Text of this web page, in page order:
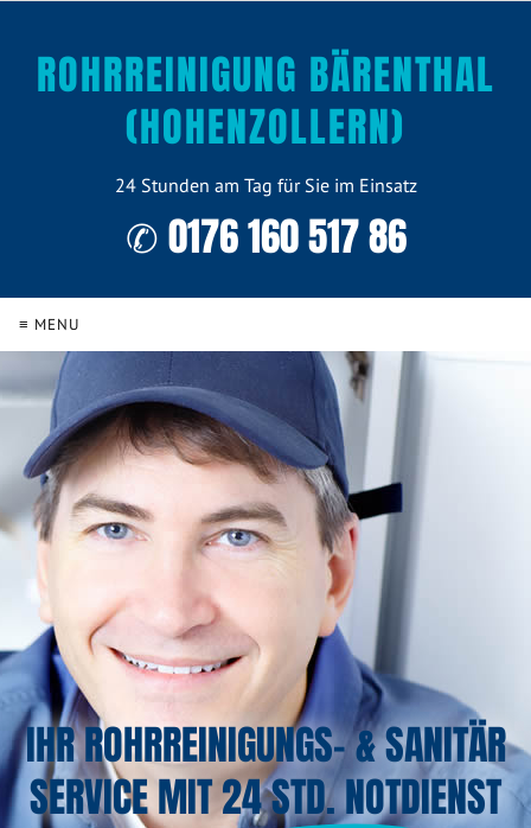
ROHRREINIGUNG BÄRENTHAL
(HOHENZOLLERN)
24 Stunden am Tag für Sie im Einsatz
✆ 0176 160 517 86
≡ MENU
IHR ROHRREINIGUNGS- & SANITÄR
SERVICE MIT 24 STD. NOTDIENST